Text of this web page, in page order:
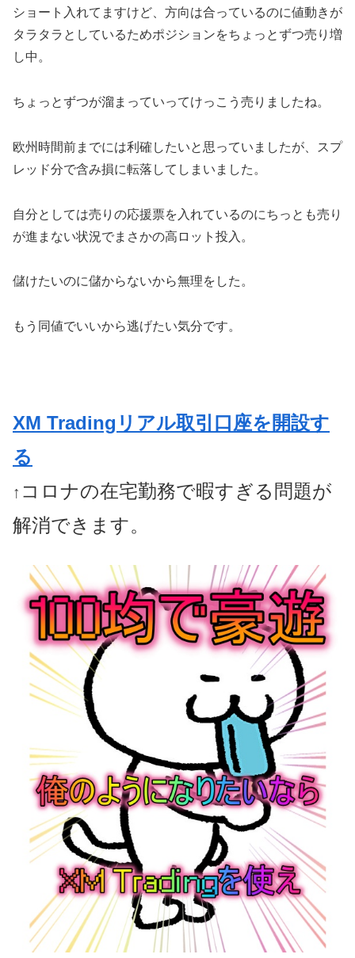
ショート入れてますけど、方向は合っているのに値動きが
タラタラとしているためポジションをちょっとずつ売り増
し中。
ちょっとずつが溜まっていってけっこう売りましたね。
欧州時間前までには利確したいと思っていましたが、スプ
レッド分で含み損に転落してしまいました。
自分としては売りの応援票を入れているのにちっとも売り
が進まない状況でまさかの高ロット投入。
儲けたいのに儲からないから無理をした。
もう同値でいいから逃げたい気分です。
XM Tradingリアル取引口座を開設す
る
↑ コロナの在宅勤務で暇すぎる問題が
解消できます。